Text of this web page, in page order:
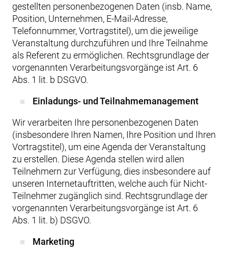
gestellten personenbezogenen Daten (insb. Name,
Position, Unternehmen, E-Mail-Adresse,
Telefonnummer, Vortragstitel), um die jeweilige
Veranstaltung durchzuführen und Ihre Teilnahme
als Referent zu ermöglichen. Rechtsgrundlage der
vorgenannten Verarbeitungsvorgänge ist Art. 6
Abs. 1 lit. b DSGVO.
Einladungs- und Teilnahmemanagement
Wir verarbeiten Ihre personenbezogenen Daten
(insbesondere Ihren Namen, Ihre Position und Ihren
Vortragstitel), um eine Agenda der Veranstaltung
zu erstellen. Diese Agenda stellen wird allen
Teilnehmern zur Verfügung, dies insbesondere auf
unseren Internetauftritten, welche auch für Nicht-
Teilnehmer zugänglich sind. Rechtsgrundlage der
vorgenannten Verarbeitungsvorgänge ist Art. 6
Abs. 1 lit. b) DSGVO.
Marketing